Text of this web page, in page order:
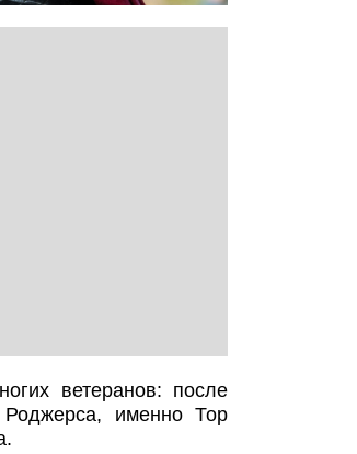
ветеранов: после
именно Тор